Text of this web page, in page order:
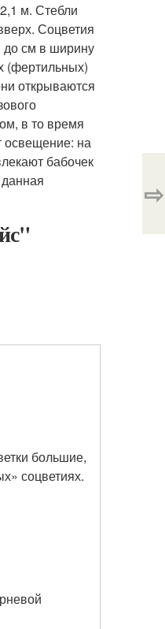
м. Стебли
Соцветия
до см в ширину
(фертильных)
открываются
в то время
освещение: на
бабочек
большие,
соцветиях.
⇨